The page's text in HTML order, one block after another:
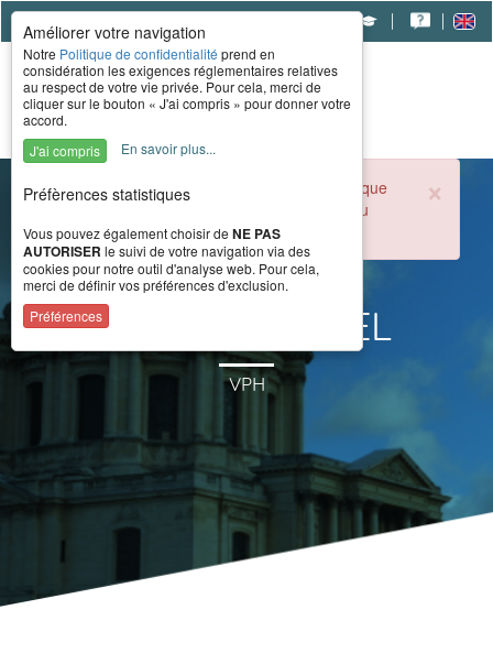
×
Durant la période estivale, l'accueil téléphonique
du CERAH est ouvert de 8h à 16h du lundi au
vendredi.
Levo Summit EL
VPH
Améliorer votre navigation
Notre Politique de confidentialité prend en
considération les exigences réglementaires relatives
au respect de votre vie privée. Pour cela, merci de
cliquer sur le bouton « J'ai compris » pour donner votre
accord.
J'ai compris
En savoir plus...
Préfèrences statistiques
Vous pouvez également choisir de NE PAS
AUTORISER le suivi de votre navigation via des
cookies pour notre outil d'analyse web. Pour cela,
merci de définir vos préférences d'exclusion.
Préférences